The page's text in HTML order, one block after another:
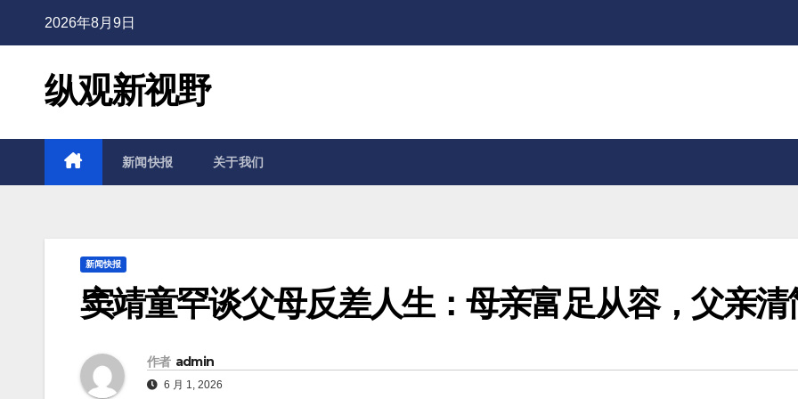
2026年8月9日
纵观新视野
新闻快报 关于我们
新闻快报
窦靖童罕谈父母反差人生：母亲富足从容，父亲
作者 admin
6 月 1, 2026